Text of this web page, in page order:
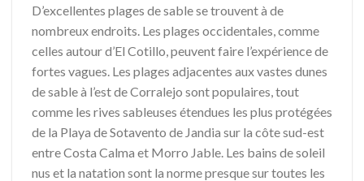
D’excellentes plages de sable se trouvent à de
nombreux endroits. Les plages occidentales, comme
celles autour d’El Cotillo, peuvent faire l’expérience de
fortes vagues. Les plages adjacentes aux vastes dunes
de sable à l’est de Corralejo sont populaires, tout
comme les rives sableuses étendues les plus protégées
de la Playa de Sotavento de Jandia sur la côte sud-est
entre Costa Calma et Morro Jable. Les bains de soleil
nus et la natation sont la norme presque sur toutes les